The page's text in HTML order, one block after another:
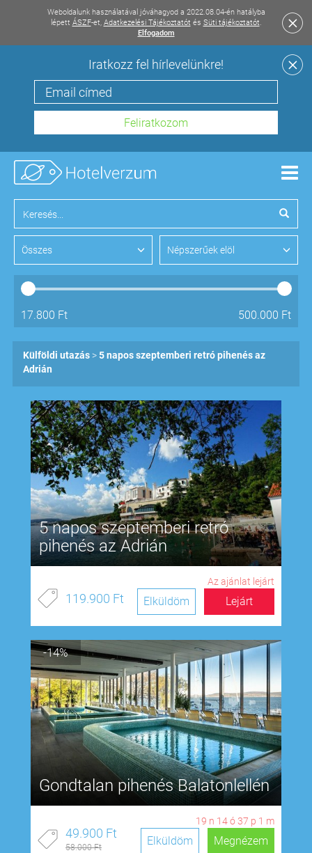
Weboldalunk használatával jóváhagyod a 2022.08.04-én hatályba
lépett ÁSZF-et, Adatkezelési Tájékoztatót és Süti tájékoztatót.
Elfogadom
Iratkozz fel hírlevelünkre!
Összes Népszerűek elöl
17.800 Ft 500.000 Ft
Külföldi utazás
5 napos szeptemberi retró pihenés az
Adrián
5 napos szeptemberi retró
pihenés az Adrián
Az ajánlat lejárt
119.900 Ft Lejárt
Elküldöm
-14%
Gondtalan pihenés Balatonlellén
19 n 14ó37 p 0 m
49.900 Ft
58.000 Ft Megnézem
Elküldöm